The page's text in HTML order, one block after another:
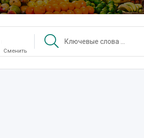
Сменить